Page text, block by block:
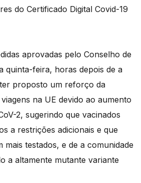
do Certificado Digital Covid-19
aprovadas pelo Conselho de
quinta-feira, horas depois de a
proposto um reforço da
na UE devido ao aumento
2, sugerindo que vacinados
a restrições adicionais e que
mais testados, e de a comunidade
a altamente mutante variante